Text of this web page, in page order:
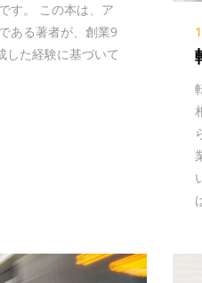
す。 この本は、ア
ある著者が、創業9
した経験に基づいて